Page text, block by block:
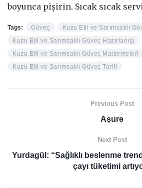
boyunca pişirin. Sıcak sıcak
Tags: Güveç
Kuzu Etli ve Sarımsaklı
Kuzu Etli ve Sarımsaklı Güveç Hazırlanışı
Kuzu Etli ve Sarımsaklı Güveç Malzemeleri
Kuzu Etli ve Sarımsaklı Güveç Tarifi
Previous Post
Aşure
Next Post
Yurdagül: “Sağlıklı beslenme
çayı tüketimi